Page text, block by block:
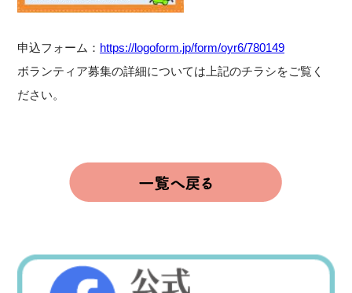
申込フォーム： https://logoform.jp/form/oyr6/780149
ボランティア募集の詳細については上記のチラシをご覧く
ださい。